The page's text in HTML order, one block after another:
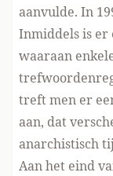
aanvulde. In
Inmiddels is er
waaraan
treft men er
aan, dat
anarchistisch
Aan het eind